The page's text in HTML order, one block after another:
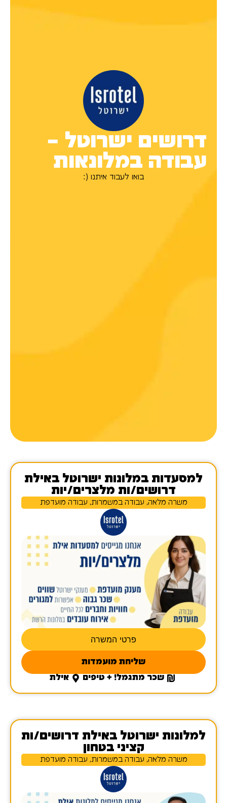
דרושים ישרוטל –
עבודה במלונאות
בואו לעבוד איתנו (:
למסעדות במלונות ישרוטל באילת
דרושים/ות מלצרים/יות
משרה מלאה, עבודה במשמרות, עבודה מועדפת
פרטי המשרה
שליחת מועמדות
שכר מתגמל! + טיפים
אילת
למלונות ישרוטל באילת דרושים/ות
קציני בטחון
משרה מלאה, עבודה במשמרות, עבודה מועדפת